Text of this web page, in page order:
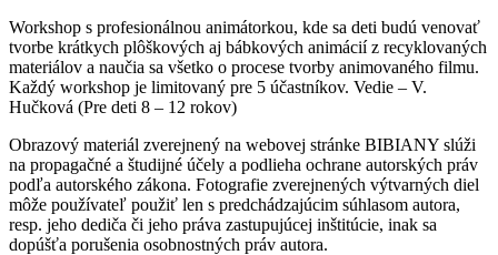
Workshop s profesionálnou animátorkou, kde sa deti budú venovať
tvorbe krátkych plôškových aj bábkových animácií z recyklovaných
materiálov a naučia sa všetko o procese tvorby animovaného filmu.
Každý workshop je limitovaný pre 5 účastníkov. Vedie – V.
Hučková (Pre deti 8 – 12 rokov)
Obrazový materiál zverejnený na webovej stránke BIBIANY slúži
na propagačné a študijné účely a podlieha ochrane autorských práv
podľa autorského zákona. Fotografie zverejnených výtvarných diel
môže používateľ použiť len s predchádzajúcim súhlasom autora,
resp. jeho dediča či jeho práva zastupujúcej inštitúcie, inak sa
dopúšťa porušenia osobnostných práv autora.